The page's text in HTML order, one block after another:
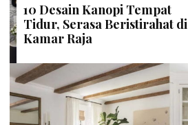
10 Desain Kanopi Tempat
Tidur, Serasa Beristirahat di
Kamar Raja